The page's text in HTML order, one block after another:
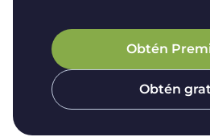
Obtén
Obtén